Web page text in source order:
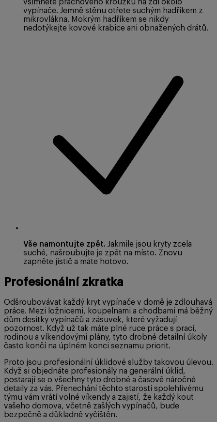
všimnete prachového kroužku na zdi okolo
vypínače. Jemně stěnu otřete suchým hadříkem z
mikrovlákna. Mokrým hadříkem se nikdy
nedotýkejte kovové krabice ani obnažených drátů.
Vše namontujte zpět. Jakmile jsou kryty zcela
suché, našroubujte je zpět na místo. Znovu
zapněte jistič a máte hotovo.
Profesionální zkratka
Odšroubovávat každý kryt vypínače v domě je zdlouhavá
práce. Mezi ložnicemi, koupelnami a chodbami má běžný
dům desítky vypínačů a zásuvek, které vyžadují
pozornost. Když už tak máte plné ruce práce s prací,
rodinou a víkendovými plány, tyto drobné detailní úkoly
často končí na úplném konci seznamu priorit.
Proto jsou profesionální úklidové služby takovou úlevou.
Když si objednáte profesionály na generální úklid,
postarají se o všechny tyto drobné a časově náročné
detaily za vás. Přenechání těchto starostí spolehlivému
týmu vám vrátí volné víkendy a zajistí, že každý kout
vašeho domova, včetně zašlých vypínačů, bude
bezpečně a důkladně vyčištěn.